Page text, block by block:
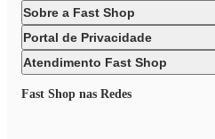
Sobre a Fast Shop
Portal de Privacidade
Atendimento Fast Shop
Fast Shop nas Redes